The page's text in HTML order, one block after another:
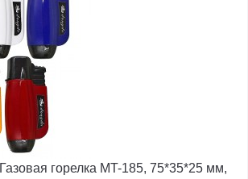
Газовая горелка MT-185, 75*35*25 мм,